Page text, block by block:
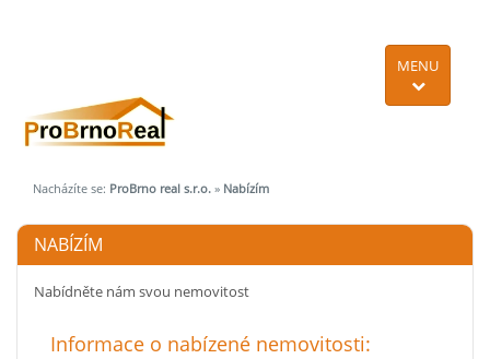
MENU
Nacházíte se: ProBrno real s.r.o. » Nabízím
NABÍZÍM
Nabídněte nám svou nemovitost
Informace o nabízené nemovitosti: